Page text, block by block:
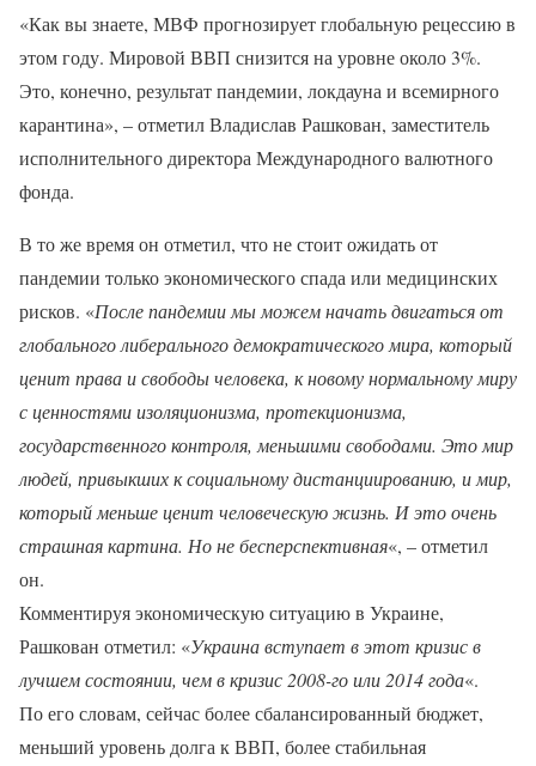
«Как вы знаете, МВФ прогнозирует глобальную рецессию в
этом году. Мировой ВВП снизится на уровне около 3%.
Это, конечно, результат пандемии, локдауна и всемирного
карантина», – отметил Владислав Рашкован, заместитель
исполнительного директора Международного валютного
фонда.
В то же время он отметил, что не стоит ожидать от
пандемии только экономического спада или медицинских
рисков. «После пандемии мы можем начать двигаться от
глобального либерального демократического мира, который
ценит права и свободы человека, к новому нормальному миру
с ценностями изоляционизма, протекционизма,
государственного контроля, меньшими свободами. Это мир
людей, привыкших к социальному дистанциированию, и мир,
который меньше ценит человеческую жизнь. И это очень
страшная картина. Но не бесперспективная«, – отметил
он.
Комментируя экономическую ситуацию в Украине,
Рашкован отметил: «Украина вступает в этот кризис в
лучшем состоянии, чем в кризис 2008-го или 2014 года«.
По его словам, сейчас более сбалансированный бюджет,
меньший уровень долга к ВВП, более стабильная